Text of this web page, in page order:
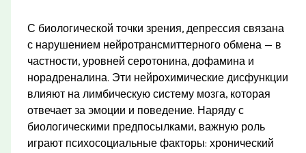
С биологической точки зрения, депрессия связана
с нарушением нейротрансмиттерного обмена — в
частности, уровней серотонина, дофамина и
норадреналина. Эти нейрохимические дисфункции
влияют на лимбическую систему мозга, которая
отвечает за эмоции и поведение. Наряду с
биологическими предпосылками, важную роль
играют психосоциальные факторы: хронический